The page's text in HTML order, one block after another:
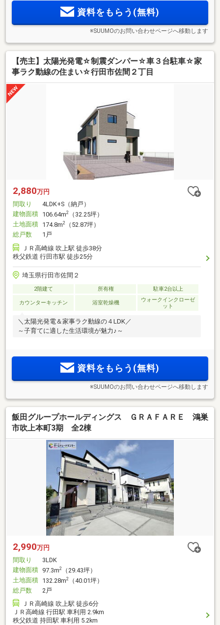
資料をもらう(無料)
※SUUMOのお問い合わせページへ移動します
【売主】太陽光発電☆制震ダンパー☆車３台駐車☆家
事ラク動線の住まい☆行田市佐間２丁目
2,880万円
間取り
4LDK+S（納戸）
建物面積 106.64m2
（32.25坪）
土地面積 174.8m2
（52.87坪）
総戸数
1戸
ＪＲ高崎線 吹上駅 徒歩38分
秩父鉄道 行田市駅 徒歩25分
埼玉県行田市佐間２
2階建て 所有権 駐車2台以上
カウンターキッチン 浴室乾燥機
ウォークインクローゼ
ット
＼太陽光発電＆家事ラク動線の４LDK／
～子育てに適した生活環境が魅力♪～
資料をもらう(無料)
※SUUMOのお問い合わせページへ移動します
飯田グループホールディングス ＧＲＡＦＡＲＥ 鴻巣
市吹上本町3期 全2棟
2,990万円
間取り
3LDK
建物面積 97.3m2
（29.43坪）
土地面積 132.28m2
（40.01坪）
総戸数
2戸
ＪＲ高崎線 吹上駅 徒歩6分
ＪＲ高崎線 行田駅 車利用 2.9km
秩父鉄道 持田駅 車利用 5.2km